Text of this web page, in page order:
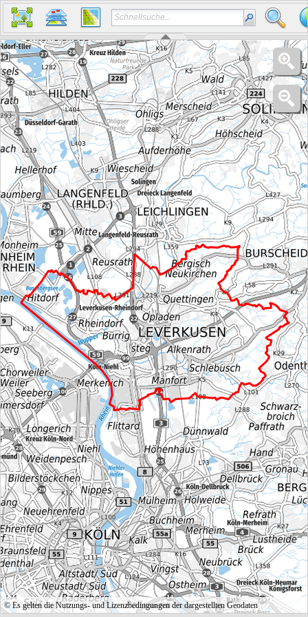
© Es gelten die Nutzungs- und Lizenzbedingungen der dargestellten Geodaten